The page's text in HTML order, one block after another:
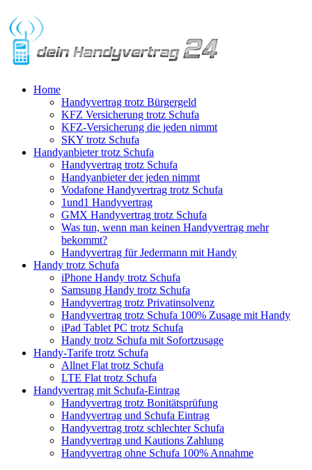
Home
Handyvertrag trotz Bürgergeld
KFZ Versicherung trotz Schufa
KFZ-Versicherung die jeden nimmt
SKY trotz Schufa
Handyanbieter trotz Schufa
Handyvertrag trotz Schufa
Handyanbieter der jeden nimmt
Vodafone Handyvertrag trotz Schufa
1und1 Handyvertrag
GMX Handyvertrag trotz Schufa
Was tun, wenn man keinen Handyvertrag mehr
bekommt?
Handyvertrag für Jedermann mit Handy
Handy trotz Schufa
iPhone Handy trotz Schufa
Samsung Handy trotz Schufa
Handyvertrag trotz Privatinsolvenz
Handyvertrag trotz Schufa 100% Zusage mit Handy
iPad Tablet PC trotz Schufa
Handy trotz Schufa mit Sofortzusage
Handy-Tarife trotz Schufa
Allnet Flat trotz Schufa
LTE Flat trotz Schufa
Handyvertrag mit Schufa-Eintrag
Handyvertrag trotz Bonitätsprüfung
Handyvertrag und Schufa Eintrag
Handyvertrag trotz schlechter Schufa
Handyvertrag und Kautions Zahlung
Handyvertrag ohne Schufa 100% Annahme